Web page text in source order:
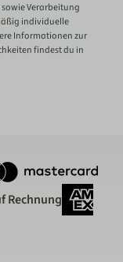
Verarbeitung
individuelle
Informationen zur
findest du in
Rechnung